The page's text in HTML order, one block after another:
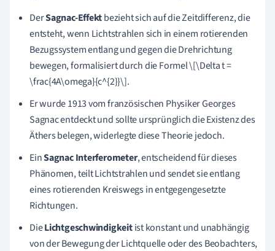
DerSagnac-Effektbezieht sich auf die Zeitdifferenz, die
entsteht, wenn Lichtstrahlen sich in einem rotierenden
Bezugssystem entlang und gegen die Drehrichtung
bewegen, formalisiert durch die Formel\[\Delta t =
\frac{4A\omega}{c^{2}}\].
Er wurde 1913 vom französischen Physiker Georges
Sagnac entdeckt und sollte ursprünglich die Existenz des
Äthers belegen, widerlegte diese Theorie jedoch.
EinSagnac Interferometer, entscheidend für dieses
Phänomen, teilt Lichtstrahlen und sendet sie entlang
eines rotierenden Kreiswegs in entgegengesetzte
Richtungen.
DieLichtgeschwindigkeitist konstant und unabhängig
von der Bewegung der Lichtquelle oder des Beobachters,